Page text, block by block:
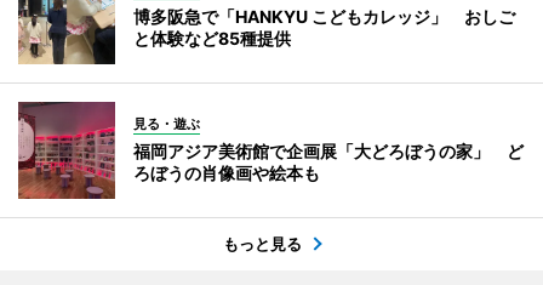
博多阪急で「HANKYU こどもカレッジ」 おしご
と体験など85種提供
見る・遊ぶ
福岡アジア美術館で企画展「大どろぼうの家」 ど
ろぼうの肖像画や絵本も
もっと見る